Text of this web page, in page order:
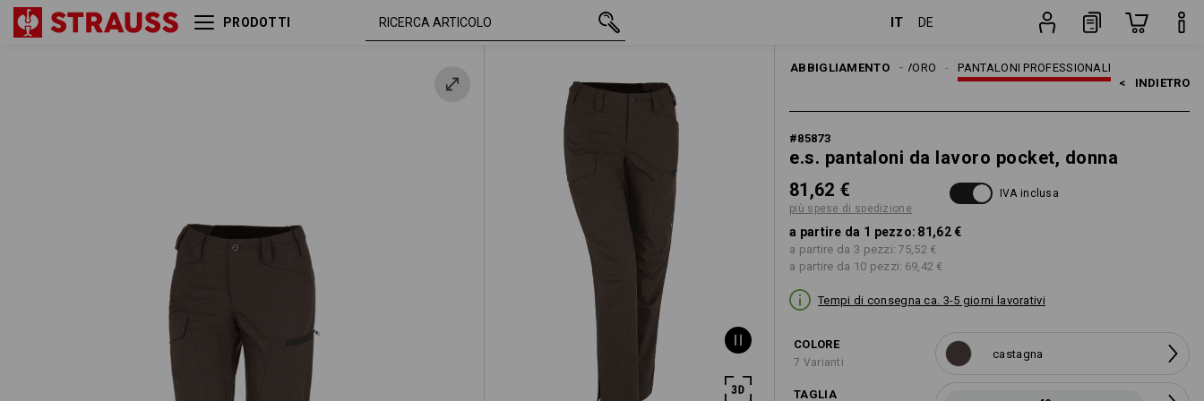
PRODOTTI IT DE
ABBIGLIAMENTO PANTALONI PROFESSIONALI
PANTALONI DA LAVORO
< INDIETRO
#85873
e.s. pantaloni da lavoro pocket, donna
81,62 €
più spese di spedizione
IVA inclusa
a partire da 1 pezzo: 81,62 €
a partire da 3 pezzi: 75,52 €
a partire da 10 pezzi: 69,42 €
Tempi di consegna ca. 3-5 giorni lavorativi
COLORE
7 Varianti
castagna
TAGLIA
e.s. pantaloni da lavoro
castagna 40 81,62 €